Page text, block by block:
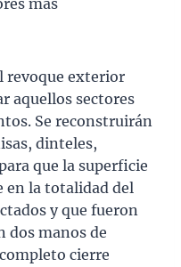
más
revoque exterior
aquellos sectores
Se reconstruirán
dinteles,
que la superficie
en la totalidad del
y que fueron
dos manos de
cierre